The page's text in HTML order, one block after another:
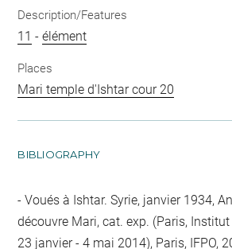
Description/Features
11 -élément
Places
Mari temple d'Ishtar cour 20
BIBLIOGRAPHY
Voués à Ishtar. Syrie, janvier 1934,
découvre Mari, cat. exp. (Paris,
23 janvier - 4 mai 2014), Paris, IFPO,